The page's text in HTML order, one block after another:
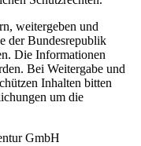
weitergeben und
der Bundesrepublik
Die Informationen
Bei Weitergabe und
Inhalten bitten
um die
GmbH